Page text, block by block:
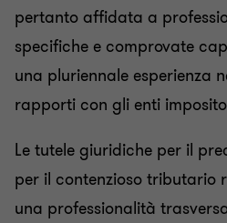
pertanto affidata a
specifiche e comprovate
una pluriennale esperienza
rapporti con gli enti
Le tutele giuridiche per il
per il contenzioso tributario
una professionalità